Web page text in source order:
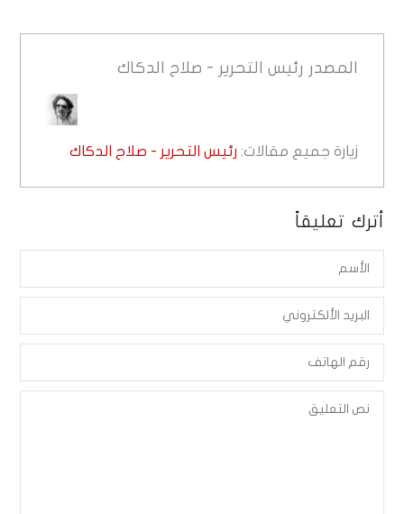
المصدر رئيس التحرير - صلاح الدكاك
زيارة جميع مقالات: رئيس التحرير - صلاح الدكاك
أترك تعليقاً